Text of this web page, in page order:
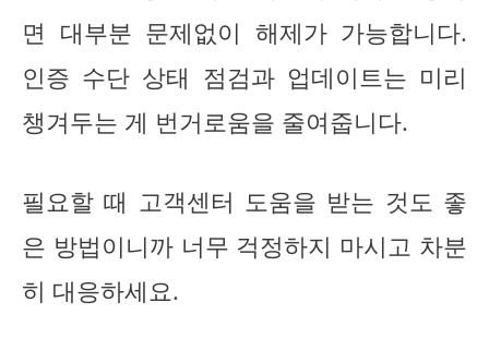
면 대부분 문제없이 해제가 가능합니다.
인증 수단 상태 점검과 업데이트는 미리
챙겨두는 게 번거로움을 줄여줍니다.
필요할 때 고객센터 도움을 받는 것도 좋
은 방법이니까 너무 걱정하지 마시고 차분
히 대응하세요.